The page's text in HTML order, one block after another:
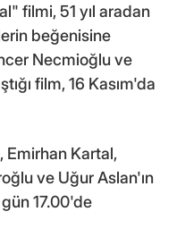
filmi, 51 yıl aradan
beğenisine
Necmioğlu ve
film, 16 Kasım'da
Emirhan Kartal,
ve Uğur Aslan'ın
gün 17.00'de